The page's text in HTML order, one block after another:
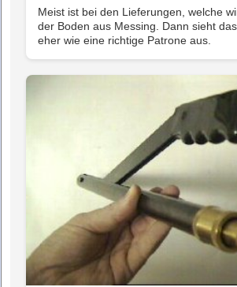
Meist ist bei den Lieferungen, welche
der Boden aus Messing. Dann sieht
eher wie eine richtige Patrone aus.